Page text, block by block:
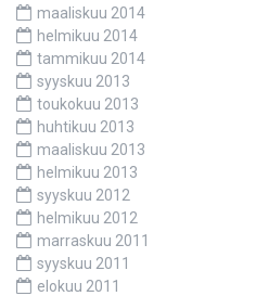
maaliskuu 2014
helmikuu 2014
tammikuu 2014
syyskuu 2013
toukokuu 2013
huhtikuu 2013
maaliskuu 2013
helmikuu 2013
syyskuu 2012
helmikuu 2012
marraskuu 2011
syyskuu 2011
elokuu 2011